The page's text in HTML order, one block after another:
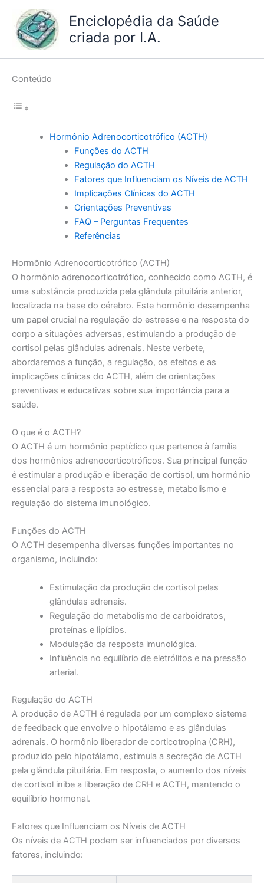
conteúdo
Enciclopédia da Saúde
criada por I.A.
Conteúdo
Hormônio Adrenocorticotrófico (ACTH)
Funções do ACTH
Regulação do ACTH
Fatores que Influenciam os Níveis de ACTH
Implicações Clínicas do ACTH
Orientações Preventivas
FAQ – Perguntas Frequentes
Referências
Hormônio Adrenocorticotrófico (ACTH)
O hormônio adrenocorticotrófico, conhecido como ACTH, é
uma substância produzida pela glândula pituitária anterior,
localizada na base do cérebro. Este hormônio desempenha
um papel crucial na regulação do estresse e na resposta do
corpo a situações adversas, estimulando a produção de
cortisol pelas glândulas adrenais. Neste verbete,
abordaremos a função, a regulação, os efeitos e as
implicações clínicas do ACTH, além de orientações
preventivas e educativas sobre sua importância para a
saúde.
O que é o ACTH?
O ACTH é um hormônio peptídico que pertence à família
dos hormônios adrenocorticotróficos. Sua principal função
é estimular a produção e liberação de cortisol, um hormônio
essencial para a resposta ao estresse, metabolismo e
regulação do sistema imunológico.
Funções do ACTH
O ACTH desempenha diversas funções importantes no
organismo, incluindo:
Estimulação da produção de cortisol pelas
glândulas adrenais.
Regulação do metabolismo de carboidratos,
proteínas e lipídios.
Modulação da resposta imunológica.
Influência no equilíbrio de eletrólitos e na pressão
arterial.
Regulação do ACTH
A produção de ACTH é regulada por um complexo sistema
de feedback que envolve o hipotálamo e as glândulas
adrenais. O hormônio liberador de corticotropina (CRH),
produzido pelo hipotálamo, estimula a secreção de ACTH
pela glândula pituitária. Em resposta, o aumento dos níveis
de cortisol inibe a liberação de CRH e ACTH, mantendo o
equilíbrio hormonal.
Fatores que Influenciam os Níveis de ACTH
Os níveis de ACTH podem ser influenciados por diversos
fatores, incluindo: